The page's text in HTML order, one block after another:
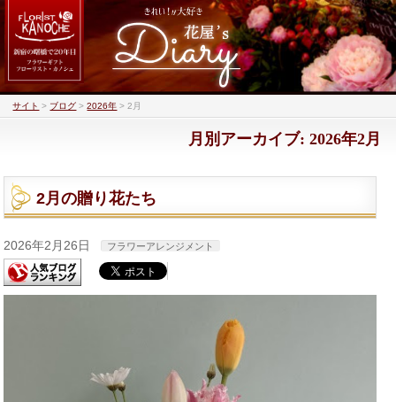
サイト > ブログ >2026年 >2月
月別アーカイブ: 2026年2月
2月の贈り花たち
2026年2月26日 フラワーアレンジメント